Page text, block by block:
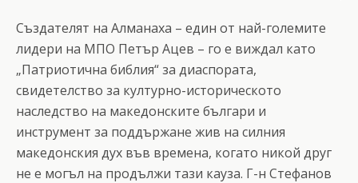
Създателят на Алманаха – един от най-големите
лидери на МПО Петър Ацев – го е виждал като
„Патриотична библия“ за диаспората,
свидетелство за културно-историческото
наследство на македонските българи и
инструмент за поддържане жив на силния
македонския дух във времена, когато никой друг
не е могъл на продължи тази кауза. Г-н Стефанов